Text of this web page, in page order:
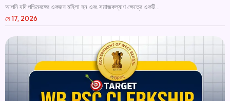
আপনি যদি পশ্চিমবঙ্গের একজন মহিলা হন এবং সমাজকল্যাণ ক্ষেত্রে একটি...
মে 17, 2026